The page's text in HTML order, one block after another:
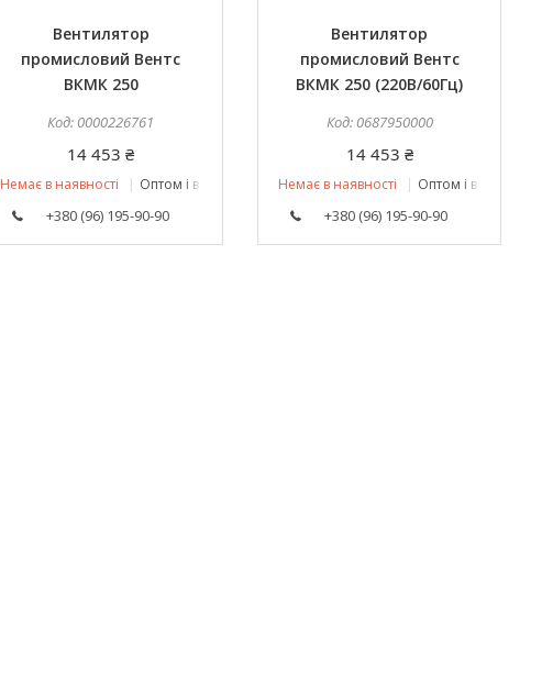
Вентилятор
промисловий Вентс
ВКМК 250
0000226761
14 453 ₴
Немає в наявності Оптом і в роздріб
+380 (96) 195-90-90
Вентилятор
промисловий Вентс
ВКМК 250 (220В/60Гц)
0687950000
14 453 ₴
Немає в наявності Оптом і в роздріб
+380 (96) 195-90-90